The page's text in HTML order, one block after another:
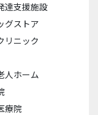
達支援施設
グストア
リニック
人ホーム
療院